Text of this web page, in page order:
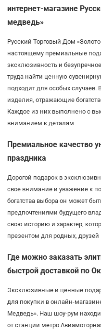
интернет-магазине
медведь»
Русский Торговый Дом
настоящему премиальные
эксклюзивность и
труда найти ценную
подходит для особых случаев.
изделия, отражающие
Каждое из них выполнено с
вниманием к деталям
Премиальное качество
праздника
Дорогой подарок в
свое внимание и уважение к
богатства выбора он может
предпочтениями будущего
свою историю и характер,
презентом для родных, друзей
Где можно заказать
быстрой доставкой по
Эксклюзивные и ценные
для покупки в онлайн-
Медведь». Наш шоу-рум
от станции метро